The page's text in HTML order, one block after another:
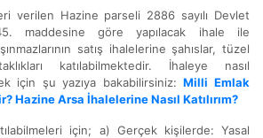
verilen Hazine parseli 2886 sayılı Devlet
maddesine göre yapılacak ihale ile
satış ihalelerine şahıslar, tüzel
katılabilmektedir. İhaleye nasıl
için şu yazıya bakabilirsiniz:Milli Emlak
Hazine Arsa İhalelerine Nasıl Katılırım?
için; a) Gerçek kişilerde: Yasal